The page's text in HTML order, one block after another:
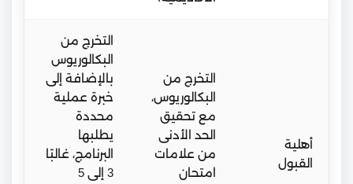
أهلية
القبول
التخرج من
البكالوريوس،
مع تحقيق
الحد الأدنى
من علامات
امتحان
التخرج من
البكالوريوس
بالإضافة إلى
خبرة عملية
محددة
يطلبها
البرنامج، غالبًا
3 إلى 5